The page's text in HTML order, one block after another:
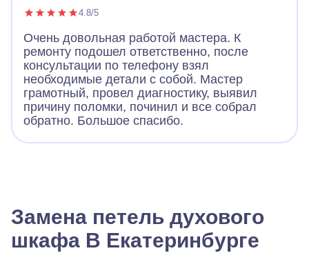
4.8/5
Очень довольная работой мастера. К
ремонту подошел ответственно, после
консультации по телефону взял
необходимые детали с собой. Мастер
грамотный, провел диагностику, выявил
причину поломки, починил и все собрал
обратно. Большое спасибо.
Замена петель духового
шкафа В Екатеринбурге